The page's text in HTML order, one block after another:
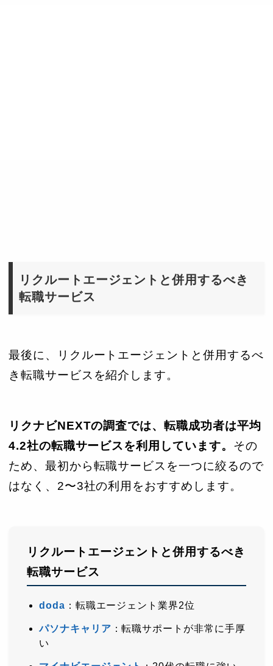
リクルートエージェントと併用するべき
転職サービス
最後に、リクルートエージェントと併用するべ
き転職サービスを紹介します。
リクナビNEXTの調査では、転職成功者は平均
4.2社の転職サービスを利用しています。 その
ため、最初から転職サービスを一つに絞るので
はなく、2〜3社の利用をおすすめします。
リクルートエージェントと併用するべき
転職サービス
doda ：転職エージェント業界2位
パソナキャリア ：転職サポートが非常に手厚
い